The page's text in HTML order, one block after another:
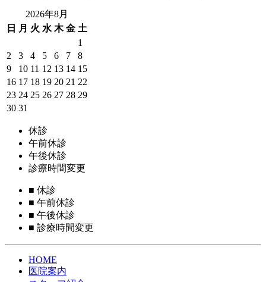
2026年8月
日
月 火 水 木 金 土
1
2
3 4 5 6 7
8
9
10 11 12 13 14 15
16 17 18 19 20 21 22
23 24 25 26 27 28 29
30 31
休診
午前休診
午後休診
診療時間変更
■ 休診
■ 午前休診
■ 午後休診
■ 診療時間変更
HOME
医院案内